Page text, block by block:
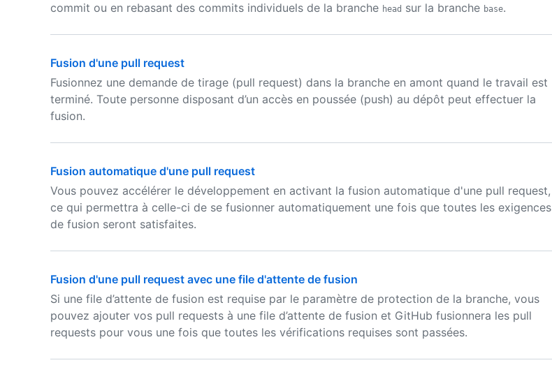
commit ou en rebasant des commits individuels de la branche head sur la branche base.
Fusion d'une pull request
Fusionnez une demande de tirage (pull request) dans la branche en amont quand le travail est
terminé. Toute personne disposant d’un accès en poussée (push) au dépôt peut effectuer la
fusion.
Fusion automatique d'une pull request
Vous pouvez accélérer le développement en activant la fusion automatique d'une pull request,
ce qui permettra à celle-ci de se fusionner automatiquement une fois que toutes les exigences
de fusion seront satisfaites.
Fusion d'une pull request avec une file d'attente de fusion
Si une file d’attente de fusion est requise par le paramètre de protection de la branche, vous
pouvez ajouter vos pull requests à une file d’attente de fusion et GitHub fusionnera les pull
requests pour vous une fois que toutes les vérifications requises sont passées.